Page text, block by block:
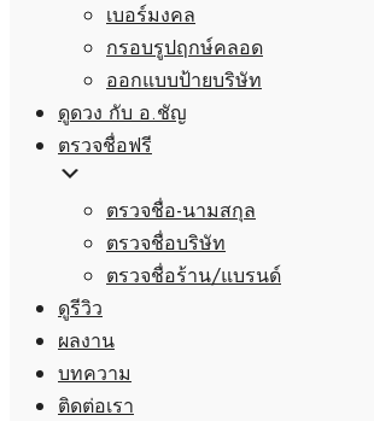
เบอร์มงคล
กรอบรูปฤกษ์คลอด
ออกแบบป้ายบริษัท
ดูดวง กับ อ.ชัญ
ตรวจชื่อฟรี
ตรวจชื่อ-นามสกุล
ตรวจชื่อบริษัท
ตรวจชื่อร้าน/แบรนด์
ดูรีวิว
ผลงาน
บทความ
ติดต่อเรา